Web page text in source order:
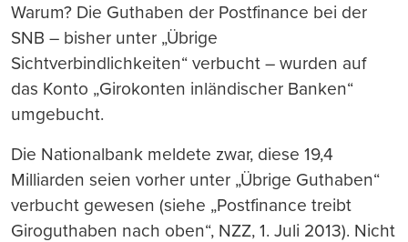
Warum? Die Guthaben der Postfinance bei der
SNB – bisher unter „Übrige
Sichtverbindlichkeiten“ verbucht – wurden auf
das Konto „Girokonten inländischer Banken“
umgebucht.
Die Nationalbank meldete zwar, diese 19,4
Milliarden seien vorher unter „Übrige Guthaben“
verbucht gewesen (siehe „Postfinance treibt
Giroguthaben nach oben“, NZZ, 1. Juli 2013). Nicht